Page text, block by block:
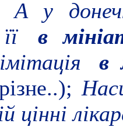
А у
в
в
цінні